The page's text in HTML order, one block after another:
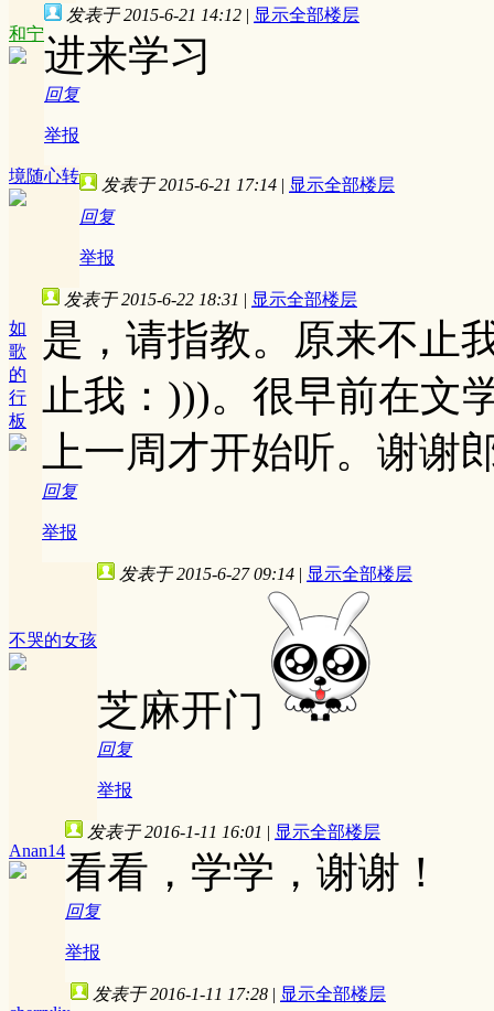
和宁
发表于 2015-6-21 14:12 | 显示全部楼层
进来学习
回复
举报
境随心转 发表于 2015-6-21 17:14 | 显示全部楼层
回复
举报
如
歌
的
行
板
发表于 2015-6-22 18:31 | 显示全部楼层
是，请指教。原来不止
止我：)))。很早前在文
上一周才开始听。谢谢
回复
举报
不哭的女孩
发表于 2015-6-27 09:14 | 显示全部楼层
芝麻开门
回复
举报
Anan14
发表于 2016-1-11 16:01 | 显示全部楼层
看看，学学，谢谢！
回复
举报
发表于 2016-1-11 17:28 | 显示全部楼层